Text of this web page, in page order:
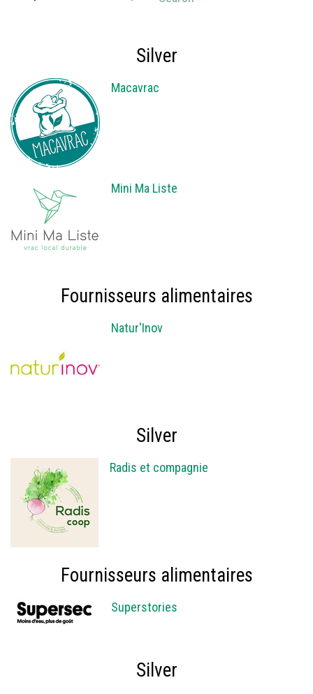
Silver
Macavrac
Mini Ma Liste
Fournisseurs alimentaires
Natur'Inov
Silver
Radis et compagnie
Fournisseurs alimentaires
Superstories
Silver